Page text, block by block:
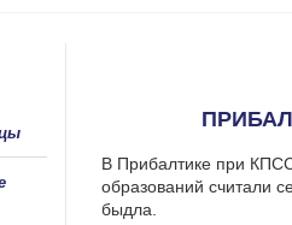
В Прибалтике при
образований считали
быдла.